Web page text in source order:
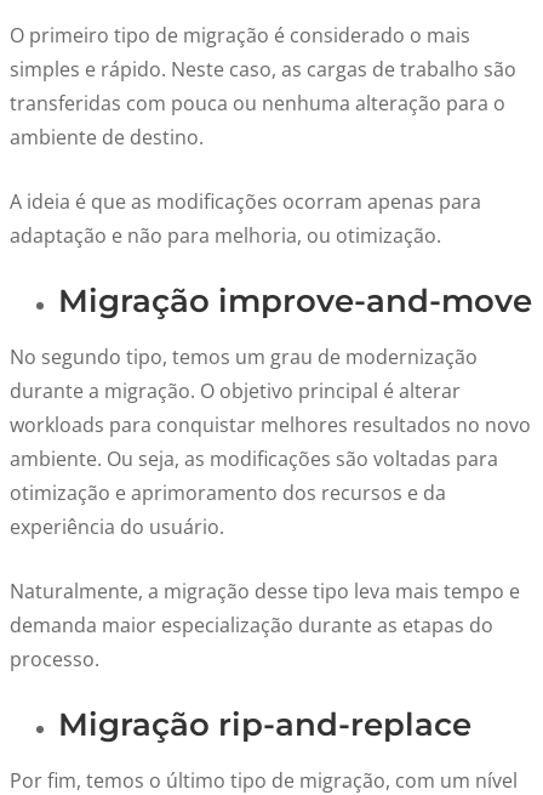
O primeiro tipo de migração é considerado o mais
simples e rápido. Neste caso, as cargas de trabalho são
transferidas com pouca ou nenhuma alteração para o
ambiente de destino.
A ideia é que as modificações ocorram apenas para
adaptação e não para melhoria, ou otimização.
Migração improve-and-move
No segundo tipo, temos um grau de modernização
durante a migração. O objetivo principal é alterar
workloads para conquistar melhores resultados no novo
ambiente. Ou seja, as modificações são voltadas para
otimização e aprimoramento dos recursos e da
experiência do usuário.
Naturalmente, a migração desse tipo leva mais tempo e
demanda maior especialização durante as etapas do
processo.
Migração rip-and-replace
Por fim, temos o último tipo de migração, com um nível